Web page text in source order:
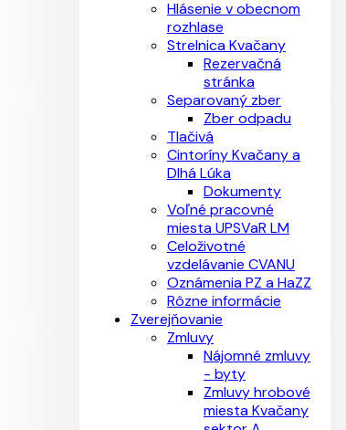
Hlásenie v obecnom
rozhlase
Strelnica Kvačany
Rezervačná
stránka
Separovaný zber
Zber odpadu
Tlačivá
Cintoríny Kvačany a
Dlhá Lúka
Dokumenty
Voľné pracovné
miesta UPSVaR LM
Celoživotné
vzdelávanie CVANU
Oznámenia PZ a HaZZ
Rôzne informácie
Zverejňovanie
Zmluvy
Nájomné zmluvy
- byty
Zmluvy hrobové
miesta Kvačany